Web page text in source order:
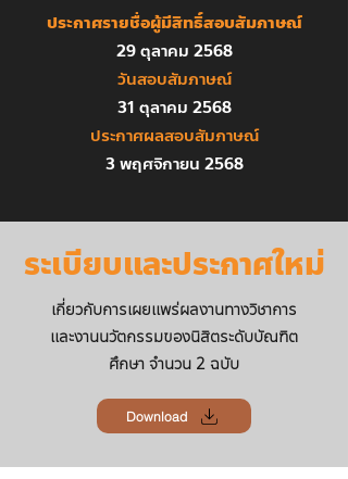
ประกาศรายชื่อผู้มีสิทธิ์สอบสัมภาษณ์
29 ตุลาคม 2568
วันสอบสัมภาษณ์
31 ตุลาคม 2568
ประกาศผลสอบสัมภาษณ์
3 พฤศจิกายน 2568
ระเบียบและประกาศใหม่
เกี่ยวกับการเผยแพร่ผลงานทางวิชาการ
และงานนวัตกรรมของนิสิตระดับบัณฑิต
ศึกษา จำนวน 2 ฉบับ
Download